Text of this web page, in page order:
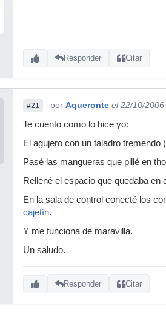
Responder Citar
#21 por Aqueronte el 22/10/2006
Te cuento como lo hice yo:
El agujero con un taladro
Pasé las mangueras que pillé en
Rellené el espacio que quedaba
En la sala de control conecté los
cajetín.
Y me funciona de maravilla.
Un saludo.
Responder Citar